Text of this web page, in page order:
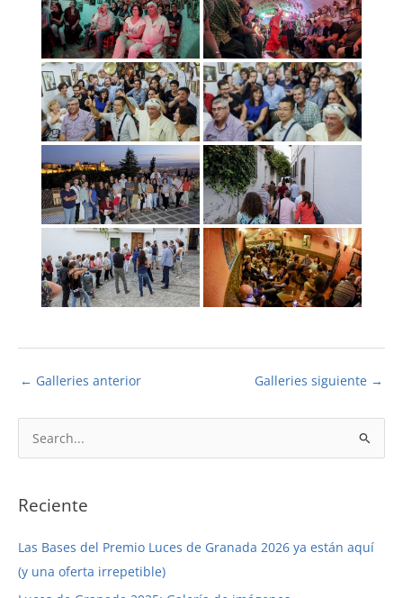
← Galleries anterior Galleries siguiente →
c
r
p
Reciente
Las Bases del Premio Luces de Granada 2026 ya están aquí
(y una oferta irrepetible)